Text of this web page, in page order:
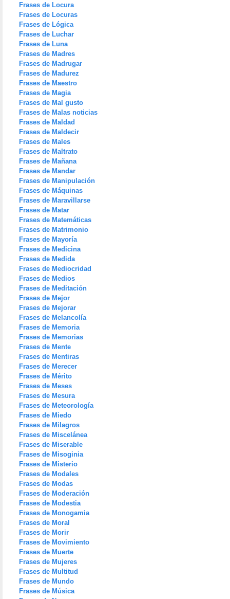
Frases de Locura
Frases de Locuras
Frases de Lógica
Frases de Luchar
Frases de Luna
Frases de Madres
Frases de Madrugar
Frases de Madurez
Frases de Maestro
Frases de Magia
Frases de Mal gusto
Frases de Malas noticias
Frases de Maldad
Frases de Maldecir
Frases de Males
Frases de Maltrato
Frases de Mañana
Frases de Mandar
Frases de Manipulación
Frases de Máquinas
Frases de Maravillarse
Frases de Matar
Frases de Matemáticas
Frases de Matrimonio
Frases de Mayoría
Frases de Medicina
Frases de Medida
Frases de Mediocridad
Frases de Medios
Frases de Meditación
Frases de Mejor
Frases de Mejorar
Frases de Melancolía
Frases de Memoria
Frases de Memorias
Frases de Mente
Frases de Mentiras
Frases de Merecer
Frases de Mérito
Frases de Meses
Frases de Mesura
Frases de Meteorología
Frases de Miedo
Frases de Milagros
Frases de Miscelánea
Frases de Miserable
Frases de Misoginia
Frases de Misterio
Frases de Modales
Frases de Modas
Frases de Moderación
Frases de Modestia
Frases de Monogamia
Frases de Moral
Frases de Morir
Frases de Movimiento
Frases de Muerte
Frases de Mujeres
Frases de Multitud
Frases de Mundo
Frases de Música